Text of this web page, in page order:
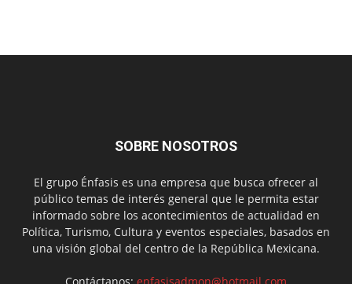
SOBRE NOSOTROS
El grupo Énfasis es una empresa que busca ofrecer al
público temas de interés general que le permita estar
informado sobre los acontecimientos de actualidad en
Política, Turismo, Cultura y eventos especiales, basados en
una visión global del centro de la República Mexicana.